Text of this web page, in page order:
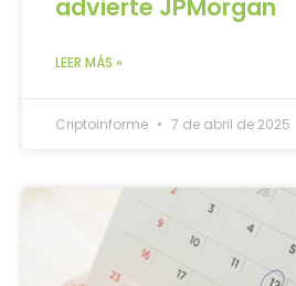
advierte JPMorgan
LEER MÁS »
Criptoinforme 7 de abril de 2025